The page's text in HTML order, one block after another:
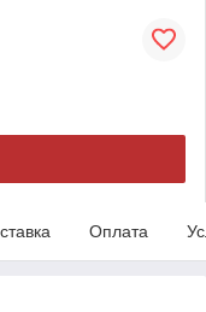
Оплата